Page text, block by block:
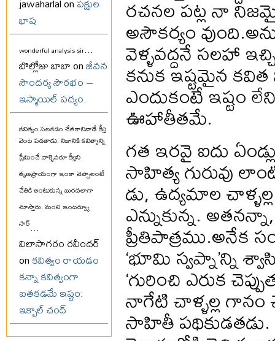
భాష
wonderful analysis sir...
బొల్లోజు బాబా onజీవన
సౌందర్య సౌరభం –
ఇస్మాయిల్ పద్యం.
కవిత్వం పలకడం చేతకానివాడే కీర్తి
వెంట పడతాడు. నిజానికి కవిత్వాన్ని
ప్రేమించే వాళ్ళెవరూ కీర్తిని
తృణప్రాయంగా ఇంకా చెప్పాలంటే
చేతికి అంటుకున్న బురదలాగా
చూస్తారు. మంచి ఇంటర్వ్యూ
సార్...
విలాసాగరం రవీందర్
onకవిత్వం రాయడం
కన్నా కవిత్వంగా
బతకడమే ఇష్టం:
ఇక్బాల్ చంద్
రచనల పట్ల నా
అసౌకర్యం
వెళ్ళవద్దనే సలహా
కనుక ఇష్టమైన
ఎందుకంటే ఇష్టం
ఊహాతీతమే.
గత ఇరవై ఐదు
సాహిత్య గురువు
డు, ఉద్యమాల
ఎన్నుకున్న.
ప్రీతిపాత్రము.అనేక
‘భూమి స్వప్నా’న్ని
‘గురించి ఎరుక
నాగేటి చాళ్ళల్ల గానం
సాహితీ